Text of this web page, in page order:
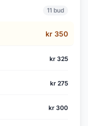
11 bud
kr 350
kr 325
kr 275
kr 300